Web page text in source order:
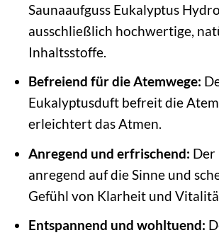
Saunaaufguss Eukalyptus
ausschließlich hochwertige,
Inhaltsstoffe.
Befreiend für die Atemwege:
Eukalyptusduft befreit die
erleichtert das Atmen.
Anregend und erfrischend:
anregend auf die Sinne und
Gefühl von Klarheit und
Entspannend und wohltuend: